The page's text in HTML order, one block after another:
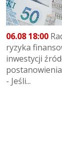
06.08 18:00
ryzyka
inwestycji
- Jeśli...